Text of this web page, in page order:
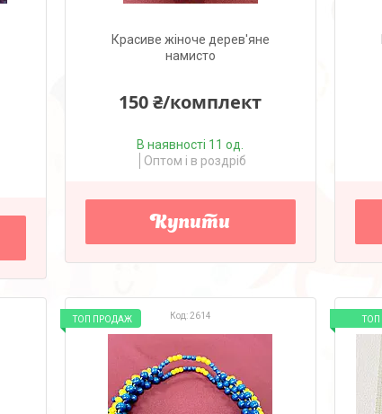
Красиве жіноче дерев'яне
намисто
150 ₴/комплект
В наявності 11 од.
Оптом і в роздріб
Купити
2614
ТОП ПРОДАЖ ТОП